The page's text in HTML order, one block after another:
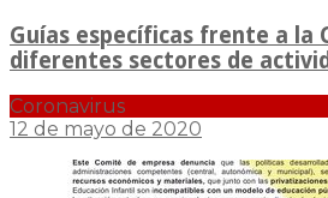
Guías específicas frente a la
diferentes sectores de
Coronavirus
12 de mayo de 2020